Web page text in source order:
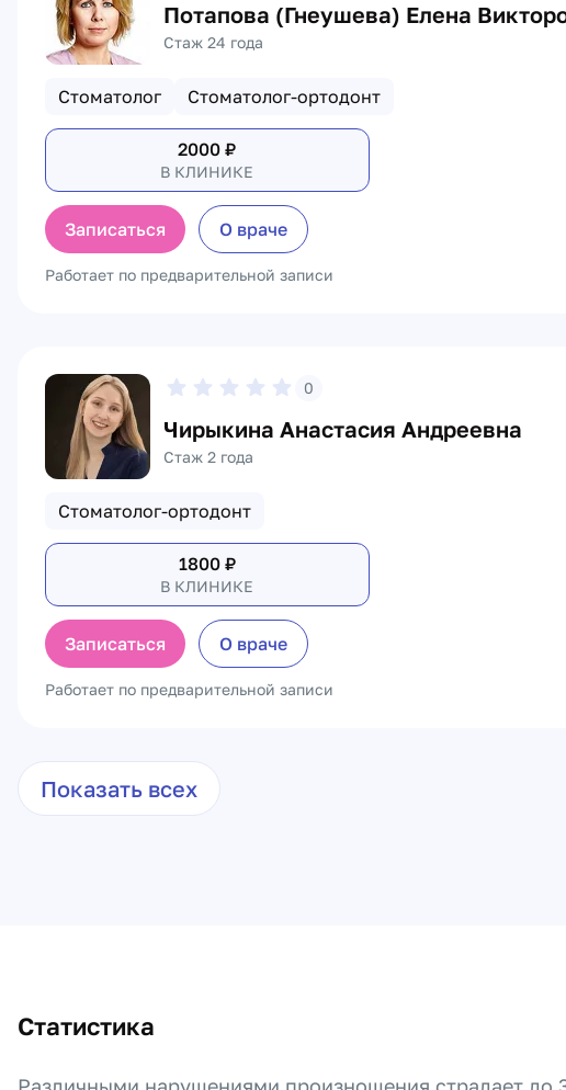
Потапова (Гнеушева) Елена
Стаж 24 года
Стоматолог Стоматолог-ортодонт
2000 ₽
В КЛИНИКЕ
Записаться О враче
Работает по предварительной записи
0
Чирыкина Анастасия Андреевна
Стаж 2 года
Стоматолог-ортодонт
1800₽
В КЛИНИКЕ
Записаться О враче
Работает по предварительной записи
Показать всех
Статистика